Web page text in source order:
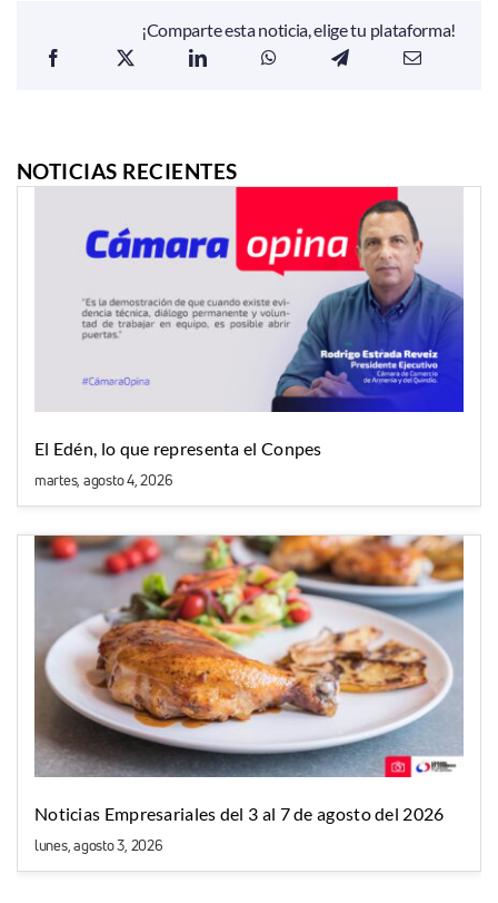
¡Comparte esta noticia, elige tu plataforma!
NOTICIAS RECIENTES
El Edén, lo que representa el Conpes
martes, agosto 4, 2026
Noticias Empresariales del 3 al 7 de agosto del 2026
lunes, agosto 3, 2026